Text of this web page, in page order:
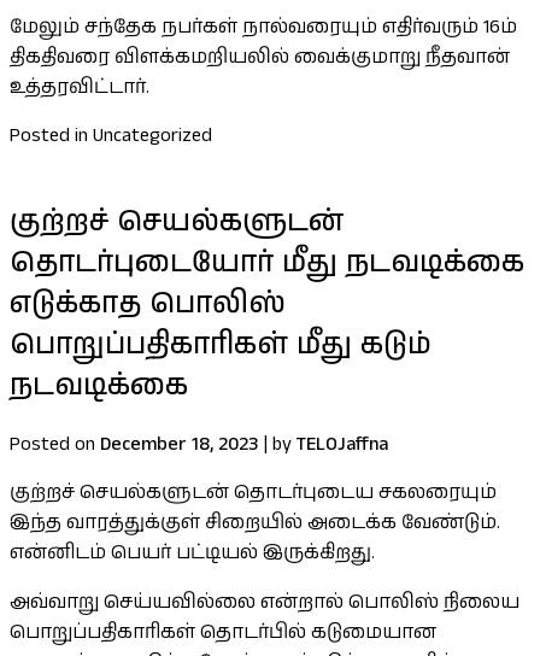
மேலும் சந்தேக நபர்கள் நால்வரையும் எதிர்வரும் 16ம்
திகதிவரை விளக்கமறியலில் வைக்குமாறு நீதவான்
உத்தரவிட்டார்.
Posted in Uncategorized
குற்றச் செயல்களுடன்
தொடர்புடையோர் மீது நடவடிக்கை
எடுக்காத பொலிஸ்
பொறுப்பதிகாரிகள் மீது கடும்
நடவடிக்கை
Posted on December 18, 2023 | byTELOJaffna
குற்றச் செயல்களுடன் தொடர்புடைய சகலரையும்
இந்த வாரத்துக்குள் சிறையில் அடைக்க வேண்டும்.
என்னிடம் பெயர் பட்டியல் இருக்கிறது.
அவ்வாறு செய்யவில்லை என்றால் பொலிஸ் நிலைய
பொறுப்பதிகாரிகள் தொடர்பில் கடுமையான